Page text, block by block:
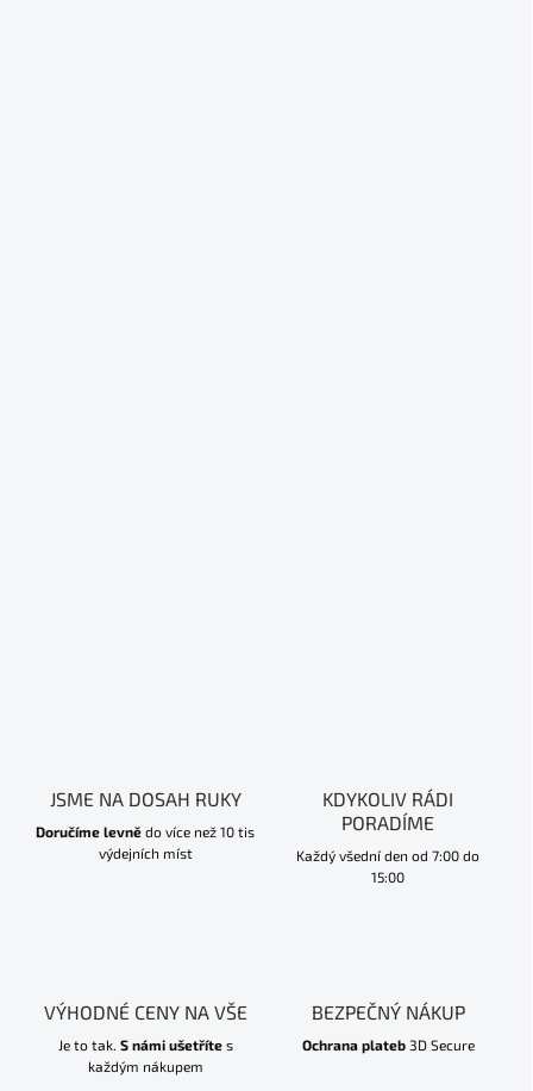
JSME NA DOSAH RUKY
Doručíme levně do více než 10 tis
výdejních míst
KDYKOLIV RÁDI
PORADÍME
Každý všední den od 7:00 do
15:00
VÝHODNÉ CENY NA VŠE
Je to tak. S námi ušetřítes
každým nákupem
BEZPEČNÝ NÁKUP
Ochrana plateb3D Secure